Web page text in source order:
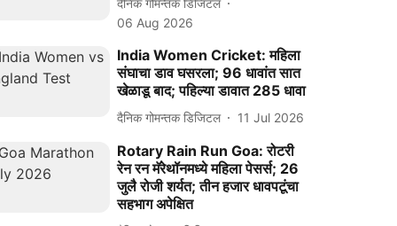
06 Aug 2026
India Women Cricket: महिला
संघाचा डाव घसरला; 96 धावांत सात
खेळाडू बाद; पहिल्या डावात 285 धावा
दैनिक गोमन्तक डिजिटल 11 Jul 2026
Rotary Rain Run Goa: रोटरी
रेन रन मॅरेथॉनमध्ये महिला पेसर्स; 26
जुलै रोजी शर्यत; तीन हजार धावपटूंचा
सहभाग अपेक्षित